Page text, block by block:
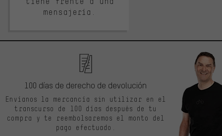
mensajería.
100 días de derecho de devolución
Envíanos la mercancía sin utilizar en el
transcurso de 100 días después de tu
compra y te reembolsaremos el monto del
pago efectuado.